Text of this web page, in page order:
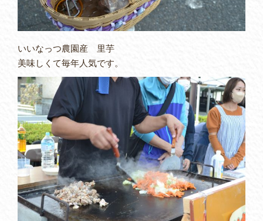
いいなっつ農園産 里芋
美味しくて毎年人気です。